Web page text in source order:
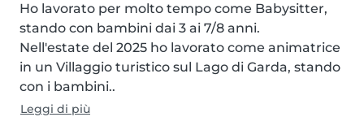
Ho lavorato per molto tempo come Babysitter,
stando con bambini dai 3 ai 7/8 anni.
Nell'estate del 2025 ho lavorato come animatrice
in un Villaggio turistico sul Lago di Garda, stando
con i bambini..
Leggi di più